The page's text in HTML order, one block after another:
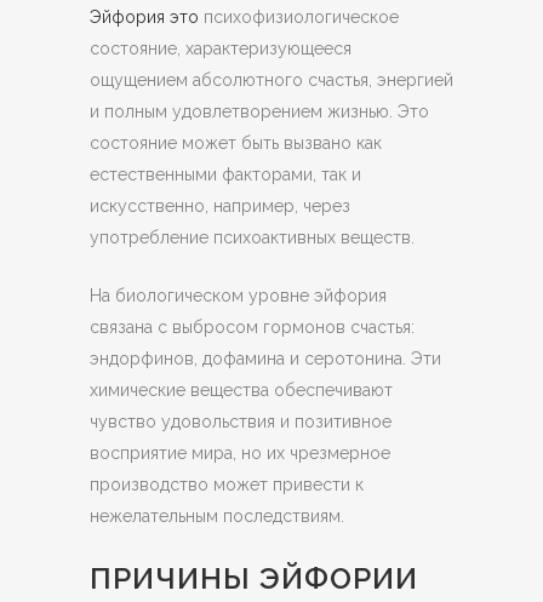
Эйфория это психофизиологическое
состояние, характеризующееся
ощущением абсолютного счастья, энергией
и полным удовлетворением жизнью. Это
состояние может быть вызвано как
естественными факторами, так и
искусственно, например, через
употребление психоактивных веществ.
На биологическом уровне эйфория
связана с выбросом гормонов счастья:
эндорфинов, дофамина и серотонина. Эти
химические вещества обеспечивают
чувство удовольствия и позитивное
восприятие мира, но их чрезмерное
производство может привести к
нежелательным последствиям.
ПРИЧИНЫ ЭЙФОРИИ